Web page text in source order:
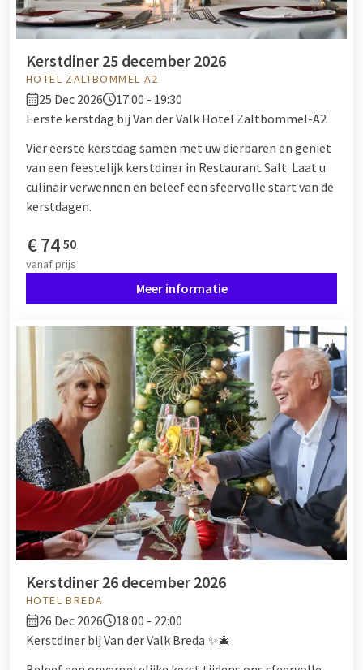
Kerstdiner 25 december 2026
HOTEL ZALTBOMMEL-A2
25 Dec 2026
17:00 - 19:30
Eerste kerstdag bij Van der Valk Hotel Zaltbommel-A2
Vier eerste kerstdag samen met uw dierbaren en geniet
van een feestelijk kerstdiner in Restaurant Salt. Laat u
culinair verwennen en beleef een sfeervolle start van de
kerstdagen.
€74 50
vanafprijs
Meer informatie
Kerstdiner 26 december 2026
HOTEL BREDA
26 Dec 2026
18:00 - 22:00
Kerstdiner bij Van der Valk Breda ✨🎄